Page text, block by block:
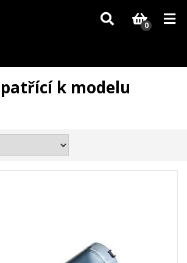
se může dodání dílů, které nejsou skladem,
Děkujeme za pochopení.
0
k modelu